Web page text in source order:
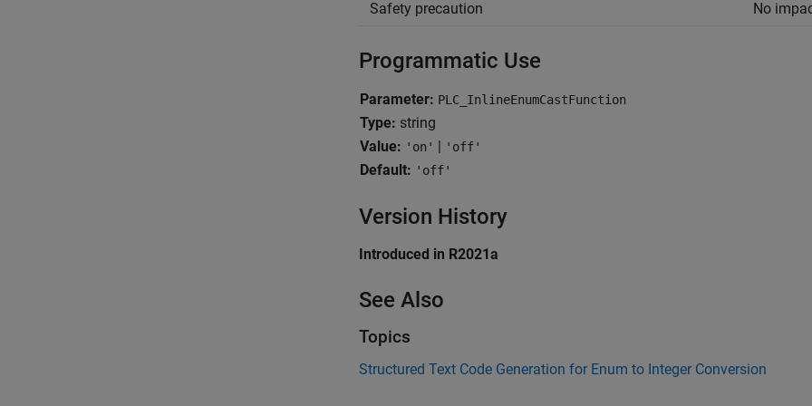
Safety precaution No
Programmatic Use
Parameter: PLC_InlineEnumCastFunction
Type: string
Value: 'on' | 'off'
Default: 'off'
Version History
Introduced in R2021a
See Also
Topics
Structured Text Code Generation for Enum to Integer Conversion